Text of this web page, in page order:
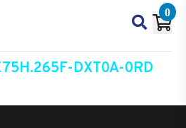
0
DXT0A-0RD